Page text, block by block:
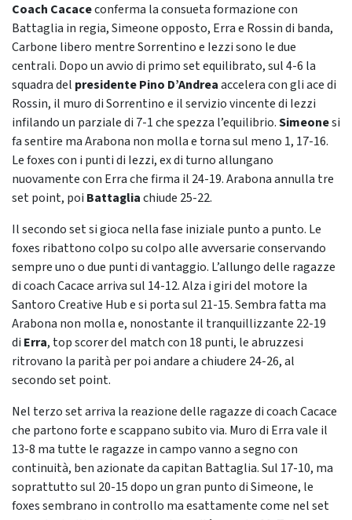
Coach Cacaceconferma la consueta formazione con
Battaglia in regia, Simeone opposto, Erra e Rossin di banda,
Carbone libero mentre Sorrentino e Iezzi sono le due
centrali. Dopo un avvio di primo set equilibrato, sul 4-6 la
squadra del presidente Pino D’Andreaaccelera con gli ace di
Rossin, il muro di Sorrentino e il servizio vincente di Iezzi
infilando un parziale di 7-1 che spezza l’equilibrio.Simeonesi
fa sentire ma Arabona non molla e torna sul meno 1, 17-16.
Le foxes con i punti di Iezzi, ex di turno allungano
nuovamente con Erra che firma il 24-19. Arabona annulla tre
set point, poi Battagliachiude 25-22.
Il secondo set si gioca nella fase iniziale punto a punto. Le
foxes ribattono colpo su colpo alle avversarie conservando
sempre uno o due punti di vantaggio. L’allungo delle ragazze
di coach Cacace arriva sul 14-12. Alza i giri del motore la
Santoro Creative Hub e si porta sul 21-15. Sembra fatta ma
Arabona non molla e, nonostante il tranquillizzante 22-19
di Erra, top scorer del match con 18 punti, le abruzzesi
ritrovano la parità per poi andare a chiudere 24-26, al
secondo set point.
Nel terzo set arriva la reazione delle ragazze di coach Cacace
che partono forte e scappano subito via. Muro di Erra vale il
13-8 ma tutte le ragazze in campo vanno a segno con
continuità, ben azionate da capitan Battaglia. Sul 17-10, ma
soprattutto sul 20-15 dopo un gran punto di Simeone, le
foxes sembrano in controllo ma esattamente come nel set